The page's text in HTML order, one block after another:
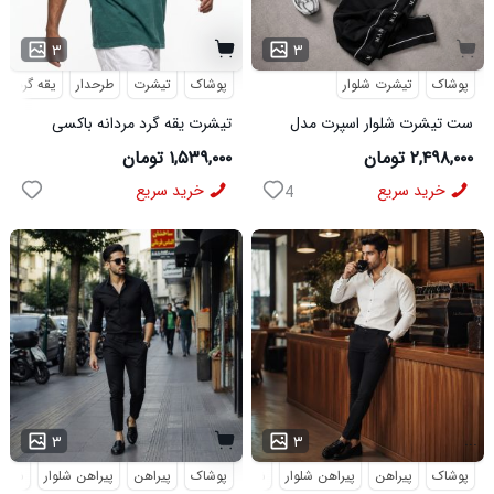
۳
پوشاک تیشرت طرحدار یقه گرد
تیشرت یقه گرد مردانه باکسی
طرحدار مچینست سبز
Balenciaga مدل 50944
۱,۵۳۹,۰۰۰ تومان
خرید سریع
۳
پوشاک تیشرت شلوار
ست تیشرت شلوار اسپرت مدل
MAN مشکی
۲,۴۹۸,۰۰۰ تومان
خرید سریع 4
۳
پوشاک پیراهن پیراهن شلوار
۳ ...
پوشاک پیراهن پیراهن شلوار شلوار مردانه